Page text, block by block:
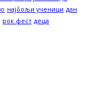
најбољи ученици дан
рок фест деца